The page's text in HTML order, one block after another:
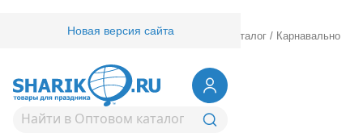
Новая версия сайта
Товары для праздника/ Оптовый каталог / Карнавально
Ракеты